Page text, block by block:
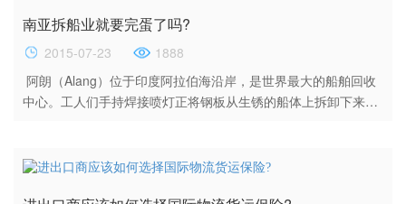
Nisshin Shipping完成另一艘卡姆萨尔型散...
南亚拆船业就要完蛋了吗?
2015-07-23
1888
阿朗（Alang）位于印度阿拉伯海沿岸，是世界最大的船舶回收
中心。工人们手持焊接喷灯正将钢板从生锈的船体上拆卸下来，
加拉和巴基斯坦的拆船业前景非常暗淡。该行业受到中国廉价钢